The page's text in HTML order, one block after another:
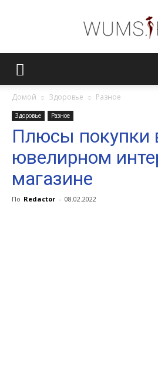
Домой Здоровье Разное
Здоровье Разное
Плюсы покупки
ювелирном
магазине
По Redactor - 08.02.2022